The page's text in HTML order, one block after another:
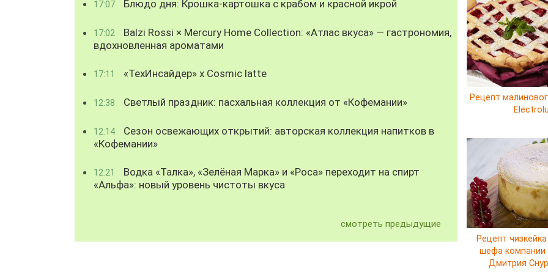
17:07 Блюдо дня: Крошка-картошка с крабом и красной икрой
17:02
Balzi Rossi × Mercury Home Collection: «Атлас вкуса» — гастрономия,
вдохновленная ароматами
17:11 «ТехИнсайдер» х Cosmic latte
12:38 Светлый праздник: пасхальная коллекция от «Кофемании»
12:14
Сезон освежающих открытий: авторская коллекция напитков в
«Кофемании»
12:21
Водка «Талка», «Зелёная Марка» и «Роса» переходит на спирт
«Альфа»: новый уровень чистоты вкуса
смотреть предыдущие
Рецепт
Рецепт
шефа компании
Дмитрия